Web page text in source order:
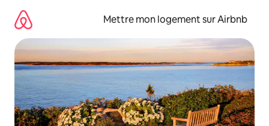
directement
contenu
Mettre mon logement sur Airbnb